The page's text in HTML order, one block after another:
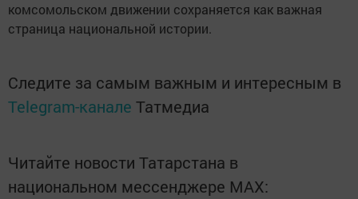
комсомольском движении сохраняется как важная
страница национальной истории.
Следите за самым важным и интересным в
Telegram-канале Татмедиа
Читайте новости Татарстана в
национальном мессенджере MАХ: